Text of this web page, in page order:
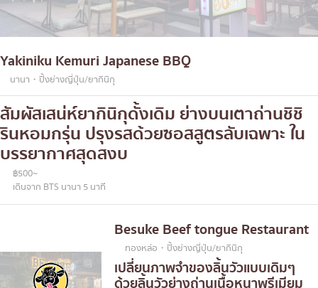
Yakiniku Kemuri Japanese BBQ
นานา・ปิ้งย่างญี่ปุ่น/ยากินิกุ
สัมผัสเสน่ห์ยากินิกุดั้งเดิม ย่างบนเตาถ่านชิชิ
รินหอมกรุ่น ปรุงรสด้วยซอสสูตรลับเฉพาะ ใน
บรรยากาศสุดสงบ
฿500~
เดินจาก BTS นานา 5 นาที
Besuke Beef tongue Restaurant
ทองหล่อ・ปิ้งย่างญี่ปุ่น/ยากินิกุ
เปลี่ยนภาพจำของลิ้นวัวแบบเดิมๆ